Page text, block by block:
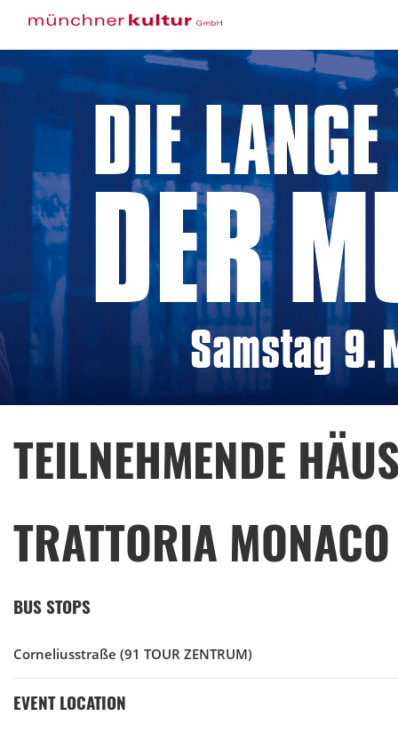
TEILNEHMENDE
TRATTORIA MONACO
BUS STOPS
Corneliusstraße (91 TOUR ZENTRUM)
EVENT LOCATION